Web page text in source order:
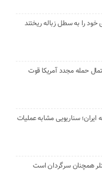
خود را به سطل زباله ریختند
حمله مجدد آمریکا قوت
ایران؛ سناریویی مشابه عملیات
همچنان سرگردان است